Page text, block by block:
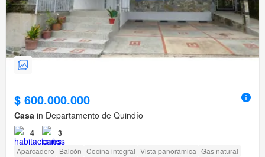
$ 600.000.000
Casa in Departamento de Quindío
4 3
Aparcadero Balcón Cocina integral Vista panorámica Gas natural